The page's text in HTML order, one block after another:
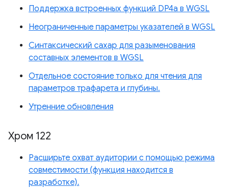
Поддержка встроенных функций DP4a в WGSL
Неограниченные параметры указателей в WGSL
Синтаксический сахар для разыменования
составных элементов в WGSL
Отдельное состояние только для чтения для
параметров трафарета и глубины.
Утренние обновления
Хром 122
Расширьте охват аудитории с помощью режима
совместимости (функция находится в
разработке).